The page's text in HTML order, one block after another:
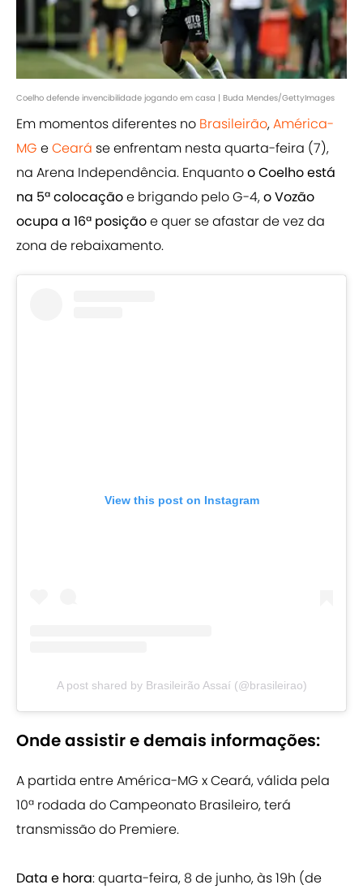
Coelho defende invencibilidade jogando em casa | Buda Mendes/GettyImages
Em momentos diferentes no Brasileirão,América-
MG eCeará se enfrentam nesta quarta-feira (7),
na Arena Independência. Enquantoo Coelho está
na 5ª colocaçãoe brigando pelo G-4,o Vozão
ocupa a 16ª posiçãoe quer se afastar de vez da
zona de rebaixamento.
View this post on Instagram
A post shared by Brasileirão Assaí (@brasileirao)
Onde assistir e demais informações:
A partida entre América-MG x Ceará, válida pela
10ª rodada do Campeonato Brasileiro, terá
transmissão do Premiere.
Data e hora: quarta-feira, 8 de junho, às 19h (de